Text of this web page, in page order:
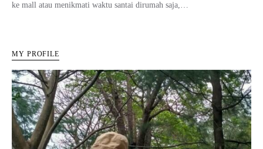
ke mall atau menikmati waktu santai dirumah saja,…
MY PROFILE